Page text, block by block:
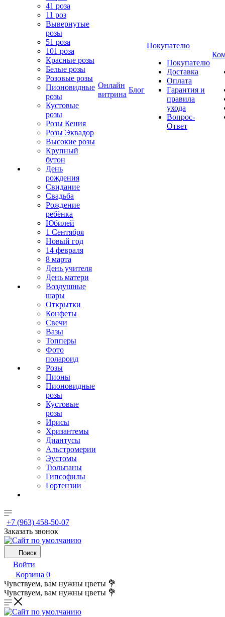
41 роза
11 роз
Вывернутые
розы
51 роза
101 роза
Красные розы
Белые розы
Розовые розы
Пионовидные
розы
Кустовые
розы
Розы Кения
Розы Эквадор
Высокие розы
Крупный
бутон
День
рождения
Свидание
Свадьба
Рождение
ребёнка
Юбилей
1 Сентября
Новый год
14 февраля
8 марта
День учителя
День матери
Воздушные
шары
Открытки
Конфеты
Свечи
Вазы
Топперы
Фото
полароид
Розы
Пионы
Пионовидные
розы
Кустовые
розы
Ирисы
Хризантемы
Диантусы
Альстромерии
Эустомы
Тюльпаны
Гипсофилы
Гортензии
Онлайн
витрина
Блог
Покупателю
Покупателю
Доставка
Оплата
Гарантия и
правила
ухода
Вопрос-
Ответ
+7 (963) 458-50-07
Заказать звонок
Поиск
Войти
Корзина 0
Чувствуем, вам нужны цветы 💐
Чувствуем, вам нужны цветы 💐